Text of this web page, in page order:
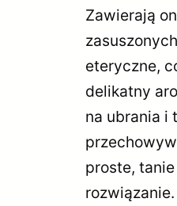
Zawierają
eteryczne,
delikatny
na ubrania i
proste,
rozwiązanie.